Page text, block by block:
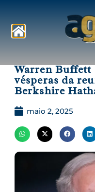
Warren Buffett
vésperas da
Berkshire
maio 2, 2025